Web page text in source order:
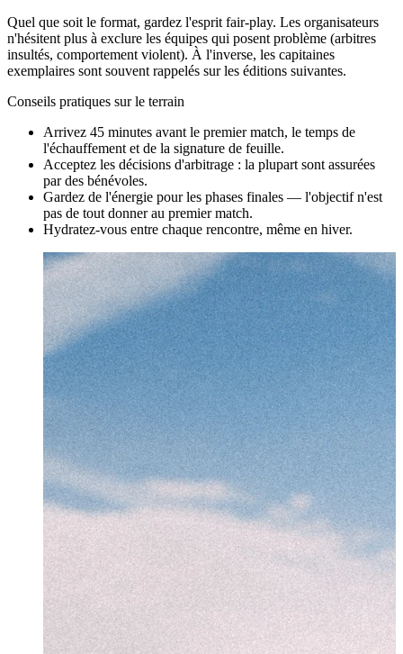
Quel que soit le format, gardez l'esprit fair-play. Les organisateurs
n'hésitent plus à exclure les équipes qui posent problème (arbitres
insultés, comportement violent). À l'inverse, les capitaines
exemplaires sont souvent rappelés sur les éditions suivantes.
Conseils pratiques sur le terrain
Arrivez 45 minutes avant le premier match, le temps de
l'échauffement et de la signature de feuille.
Acceptez les décisions d'arbitrage : la plupart sont assurées
par des bénévoles.
Gardez de l'énergie pour les phases finales — l'objectif n'est
pas de tout donner au premier match.
Hydratez-vous entre chaque rencontre, même en hiver.